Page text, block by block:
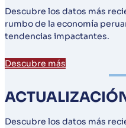
Descubre los datos más
rumbo de la economía
tendencias impactantes.
Descubre más
Descubre los datos más